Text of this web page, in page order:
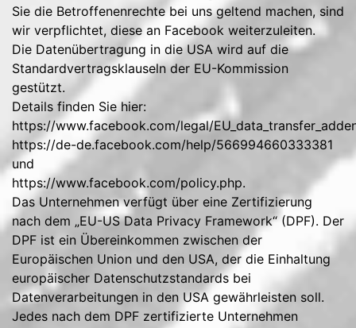
Sie die Betroffenenrechte bei uns geltend machen, sind
wir verpflichtet, diese an Facebook weiterzuleiten.
Die Datenübertragung in die USA wird auf die
Standardvertragsklauseln der EU-Kommission
gestützt.
Details finden Sie hier:
https://www.facebook.com/legal/
https://de-de.facebook.com/help/566994660333381
und
https://www.facebook.com/policy.php.
Das Unternehmen verfügt über eine Zertifizierung
nach dem „EU-US Data Privacy Framework“ (DPF). Der
DPF ist ein Übereinkommen zwischen der
Europäischen Union und den USA, der die Einhaltung
europäischer Datenschutzstandards bei
Datenverarbeitungen in den USA gewährleisten soll.
Jedes nach dem DPF zertifizierte Unternehmen